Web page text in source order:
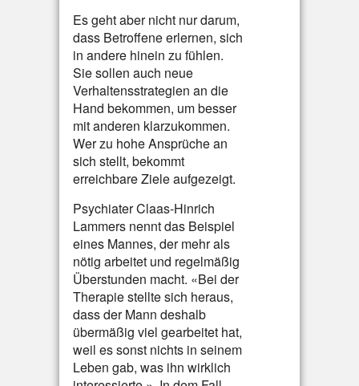
Es geht aber nicht nur darum,
dass Betroffene erlernen, sich
in andere hinein zu fühlen.
Sie sollen auch neue
Verhaltensstrategien an die
Hand bekommen, um besser
mit anderen klarzukommen.
Wer zu hohe Ansprüche an
sich stellt, bekommt
erreichbare Ziele aufgezeigt.
Psychiater Claas-Hinrich
Lammers nennt das Beispiel
eines Mannes, der mehr als
nötig arbeitet und regelmäßig
Überstunden macht. «Bei der
Therapie stellte sich heraus,
dass der Mann deshalb
übermäßig viel gearbeitet hat,
weil es sonst nichts in seinem
Leben gab, was ihn wirklich